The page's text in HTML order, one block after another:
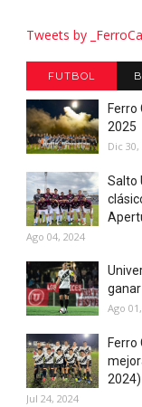
Tweets by
FUTBOL
Ferro
2025
Dic 30,
Salto
Ago 04, 2024
Ago
Ferro
2024)
Jul 24, 2024